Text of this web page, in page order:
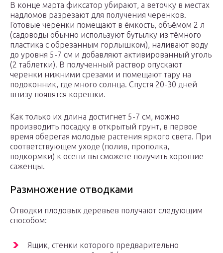
В конце марта фиксатор убирают, а веточку в местах
надломов разрезают для получения черенков.
Готовые черенки помещают в ёмкость, объёмом 2 л
(садоводы обычно используют бутылку из тёмного
пластика с обрезанным горлышком), наливают воду
до уровня 5-7 см и добавляют активированный уголь
(2 таблетки). В полученный раствор опускают
черенки нижними срезами и помещают тару на
подоконник, где много солнца. Спустя 20-30 дней
внизу появятся корешки.
Как только их длина достигнет 5-7 см, можно
производить посадку в открытый грунт, в первое
время оберегая молодые растения яркого света. При
соответствующем уходе (полив, прополка,
подкормки) к осени вы сможете получить хорошие
саженцы.
Размножение отводками
Отводки плодовых деревьев получают следующим
способом:
Ящик, стенки которого предварительно